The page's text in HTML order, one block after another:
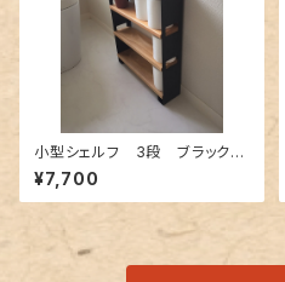
小型シェルフ 3段 ブラック
（トイレ収納・小物ディスプレイ）
¥7,700